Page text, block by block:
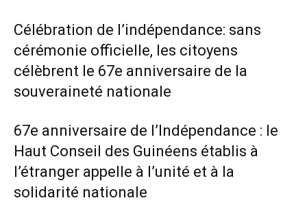
Célébration de l’indépendance: sans
cérémonie officielle, les citoyens
célèbrent le 67e anniversaire de la
souveraineté nationale
67e anniversaire de l’Indépendance : le
Haut Conseil des Guinéens établis à
l’étranger appelle à l’unité et à la
solidarité nationale